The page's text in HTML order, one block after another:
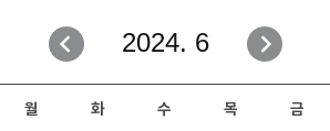
창업지원·교육센터
현장실습/IPP사업단
일정안내
보도자료
2024. 6
월 화 수 목 금